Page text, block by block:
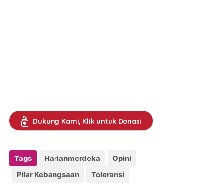
Dukung Kami, Klik untuk Donasi
Tags Harianmerdeka
Opini
Pilar Kebangsaan
Toleransi